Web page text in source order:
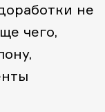
не
чего,